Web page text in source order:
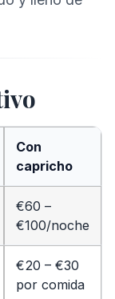
Con
capricho
€60 –
€100/noche
€20 – €30
por comida